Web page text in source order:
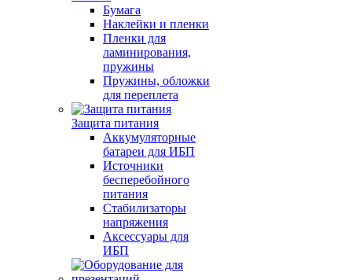
Бумага
Наклейки и пленки
Пленки для
ламинирования,
пружины
Пружины, обложки
для переплета
Защита питания
Аккумуляторные
батареи для ИБП
Источники
бесперебойного
питания
Стабилизаторы
напряжения
Аксессуары для
ИБП